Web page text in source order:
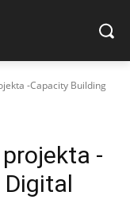
-Capacity Building
-